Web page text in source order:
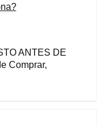
ANTES DE
Comprar,